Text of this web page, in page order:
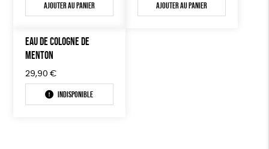
Ajouter au panier Ajouter au panier
EAU DE COLOGNE DE
MENTON
29,90 €
Indisponible